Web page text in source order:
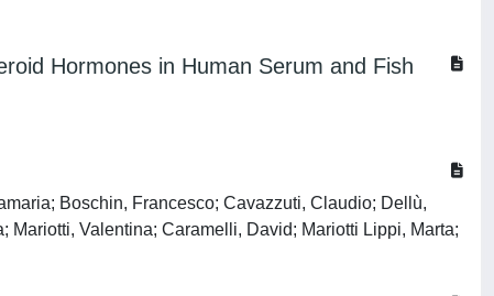
Hormones in Human Serum and Fish
Boschin, Francesco; Cavazzuti, Claudio; Dellù,
Valentina; Caramelli, David; Mariotti Lippi, Marta;